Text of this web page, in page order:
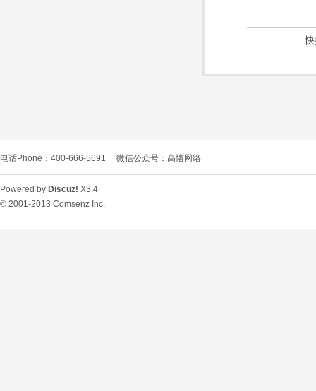
电话Phone：400-666-5691 微信公众号：高恪网络
Powered by Discuz! X3.4
© 2001-2013 Comsenz Inc.